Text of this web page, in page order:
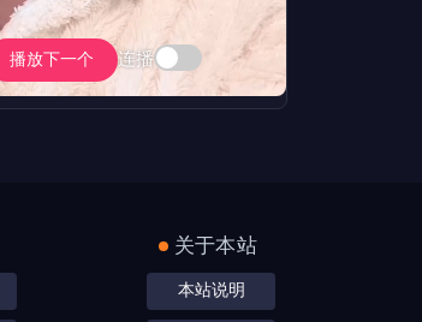
播放下一个 连播
关于本站
本站说明